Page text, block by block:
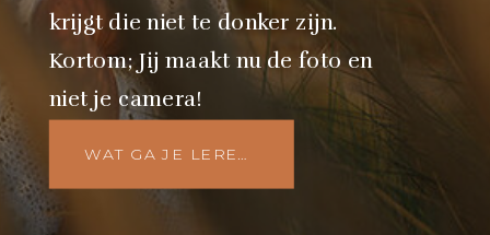
krijgt die niet te donker zijn.
Kortom; Jij maakt nu de foto en
niet je camera!
WAT GA JE LEREN?